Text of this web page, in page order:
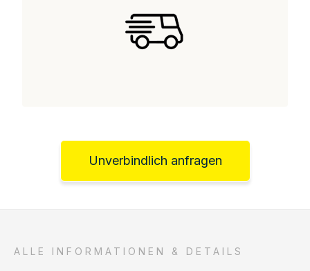
Unverbindlich anfragen
ALLE INFORMATIONEN & DETAILS